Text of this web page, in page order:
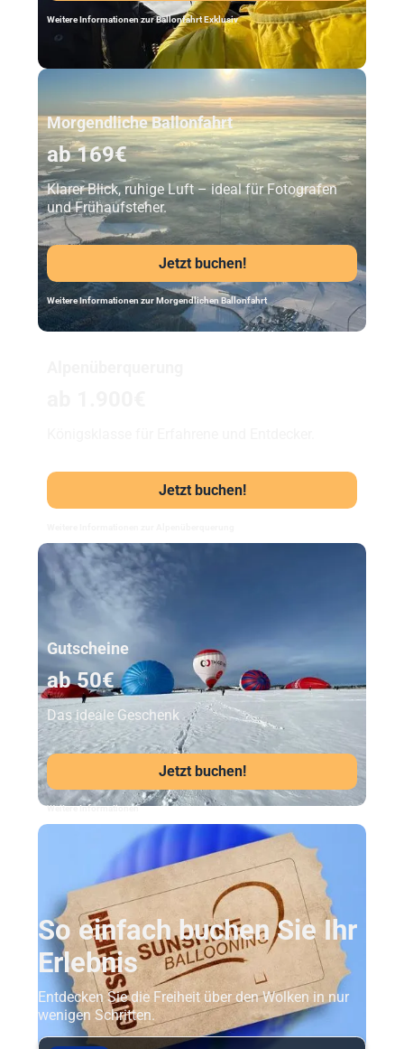
Weitere Informationen zur Ballonfahrt Exklusiv
Morgendliche Ballonfahrt
ab 169€
Klarer Blick, ruhige Luft – ideal für Fotografen
und Frühaufsteher.
Jetzt buchen!
Weitere Informationen zur Morgendlichen Ballonfahrt
Jetzt buchen!
Unser Beststeller
Gutscheine
ab 50€
Das ideale Geschenk
Jetzt buchen!
Weitere Informationen
So einfach buchen Sie Ihr
Erlebnis
Entdecken Sie die Freiheit über den Wolken in nur
wenigen Schritten.